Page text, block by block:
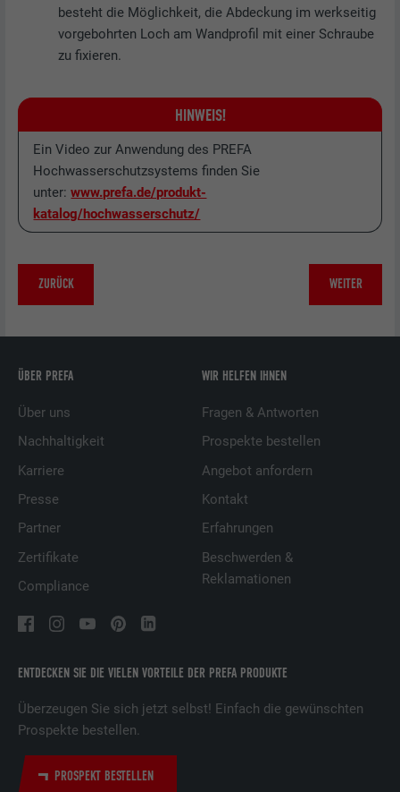
besteht die Möglichkeit, die Abdeckung im werkseitig
vorgebohrten Loch am Wandprofil mit einer Schraube
zu fixieren.
HINWEIS!
Ein Video zur Anwendung des PREFA
Hochwasserschutzsystems finden Sie
unter:www.prefa.de/produkt-
katalog/hochwasserschutz/
ZURÜCK WEITER
ENTDECKEN SIE DIE VIELEN VORTEILE DER PREFA PRODUKTE
Überzeugen Sie sich jetzt selbst! Einfach die gewünschten
Prospekte bestellen.
PROSPEKT BESTELLEN
ÜBER PREFA
Über uns
Nachhaltigkeit
Karriere
Presse
Partner
Zertifikate
Compliance
WIR HELFEN IHNEN
Fragen & Antworten
Prospekte bestellen
Angebot anfordern
Kontakt
Erfahrungen
Beschwerden &
Reklamationen